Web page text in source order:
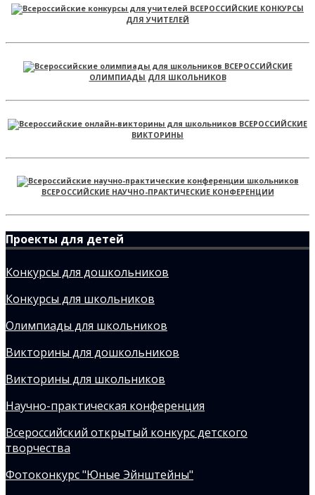
ВСЕРОССИЙСКИЕ КОНКУРСЫ
ДЛЯ УЧИТЕЛЕЙ
ВСЕРОССИЙСКИЕ
ОЛИМПИАДЫ ДЛЯ ШКОЛЬНИКОВ
ВСЕРОССИЙСКИЕ
ВИКТОРИНЫ
ВСЕРОССИЙСКИЕ НАУЧНО-ПРАКТИЧЕСКИЕ КОНФЕРЕНЦИИ
Проекты для детей
Конкурсы для дошкольников
Конкурсы для школьников
Олимпиады для школьников
Викторины для дошкольников
Викторины для школьников
Научно-практическая конференция
Всероссийский открытый конкурс детского
творчества
Фотоконкурс "Юные Эйнштейны"